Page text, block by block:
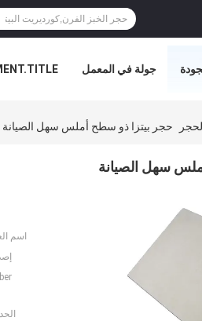
جولة في المعمل
حجر بيتزا ذو سطح أملس سهل الصيانة
سهل الصيانة
اسم